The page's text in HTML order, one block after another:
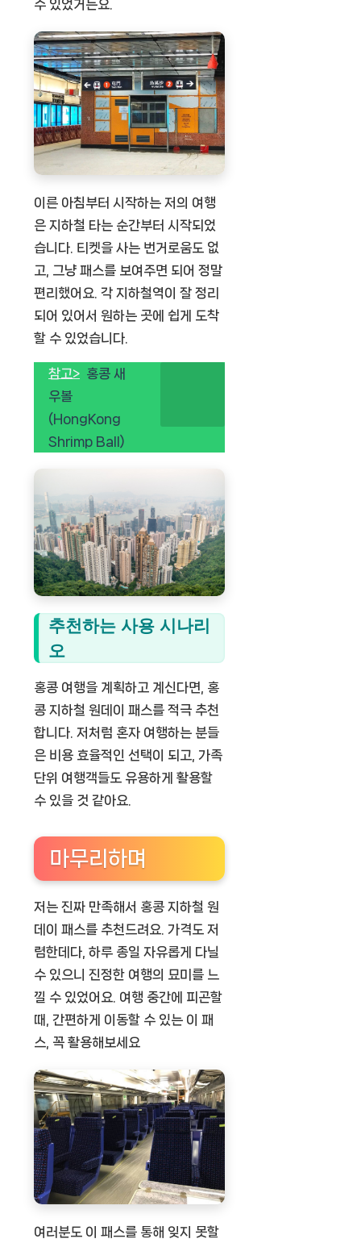
수 있었거든요.
이른 아침부터 시작하는 저의 여행
은 지하철 타는 순간부터 시작되었
습니다. 티켓을 사는 번거로움도 없
고, 그냥 패스를 보여주면 되어 정말
편리했어요. 각 지하철역이 잘 정리
되어 있어서 원하는 곳에 쉽게 도착
할 수 있었습니다.
참고> 홍콩 새
우볼
(HongKong
Shrimp Ball)
추천하는 사용 시나리
오
홍콩 여행을 계획하고 계신다면, 홍
콩 지하철 원데이 패스를 적극 추천
합니다. 저처럼 혼자 여행하는 분들
은 비용 효율적인 선택이 되고, 가족
단위 여행객들도 유용하게 활용할
수 있을 것 같아요.
마무리하며
저는 진짜 만족해서 홍콩 지하철 원
데이 패스를 추천드려요. 가격도 저
렴한데다, 하루 종일 자유롭게 다닐
수 있으니 진정한 여행의 묘미를 느
낄 수 있었어요. 여행 중간에 피곤할
때, 간편하게 이동할 수 있는 이 패
스, 꼭 활용해보세요
여러분도 이 패스를 통해 잊지 못할